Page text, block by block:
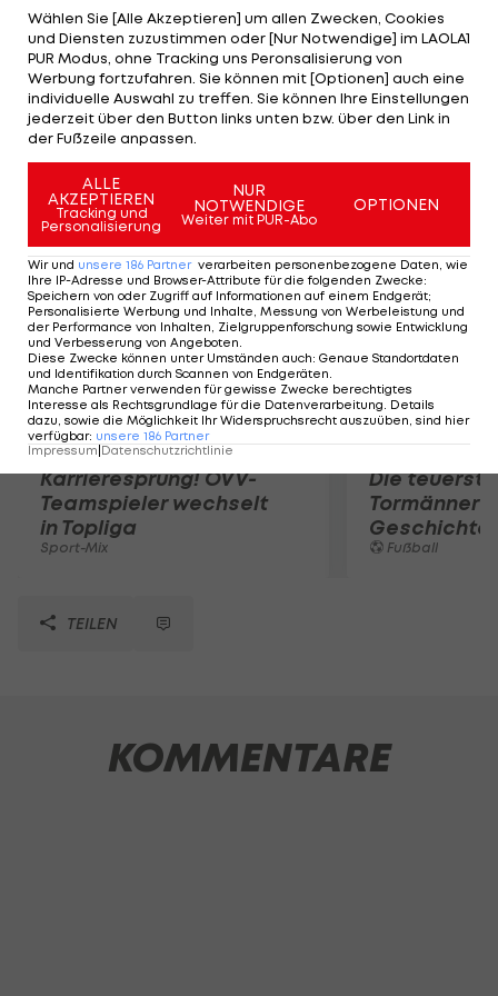
beläuft sich auf eine Million Euro. Die
Ablösesumme für den 29-Jährigen teilen die
Römer nicht mit. Jedoch lief Parolos Kontrakt bei
Parma noch bis 2017. Der sechsfache
Internationale muss noch die medizinischen Tests
bestehen.
Mehr zum Thema
Karrieresprung! ÖVV-
Teamspieler wechselt
in Topliga
Sport-Mix
Die
Tormänner
Geschichte
Fußball
TEILEN
KOMMENTARE
Wählen Sie [Alle Akzeptieren] um allen Zwecken, Cookies
und Diensten zuzustimmen oder [Nur Notwendige] im LAOLA1
PUR Modus, ohne Tracking uns Peronsalisierung von
Werbung fortzufahren. Sie können mit [Optionen] auch eine
individuelle Auswahl zu treffen. Sie können Ihre Einstellungen
jederzeit über den Button links unten bzw. über den Link in
der Fußzeile anpassen.
ALLE
AKZEPTIEREN
Tracking und
Personalisierung
NUR
NOTWENDIGE
Weiter mit PUR-Abo
OPTIONEN
Wir und unsere 186 Partner verarbeiten personenbezogene Daten, wie
Ihre IP-Adresse und Browser-Attribute für die folgenden Zwecke:
Speichern von oder Zugriff auf Informationen auf einem Endgerät;
Personalisierte Werbung und Inhalte, Messung von Werbeleistung und
der Performance von Inhalten, Zielgruppenforschung sowie Entwicklung
und Verbesserung von Angeboten.
Diese Zwecke können unter Umständen auch: Genaue Standortdaten
und Identifikation durch Scannen von Endgeräten.
Manche Partner verwenden für gewisse Zwecke berechtigtes
Interesse als Rechtsgrundlage für die Datenverarbeitung. Details
dazu, sowie die Möglichkeit Ihr Widerspruchsrecht auszuüben, sind hier
verfügbar: unsere 186 Partner
Impressum Datenschutzrichtlinie